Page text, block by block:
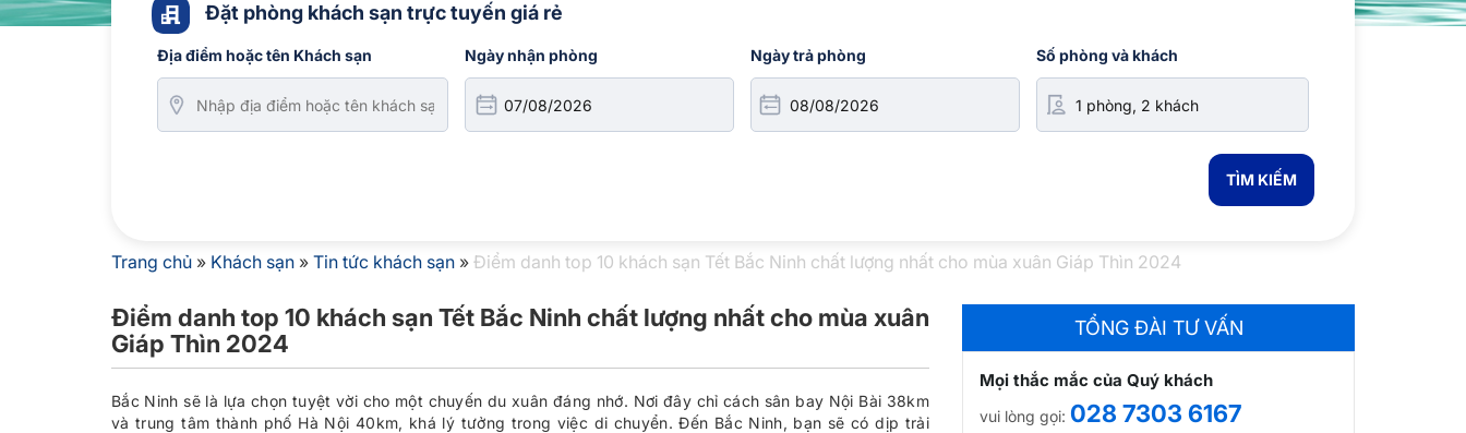
Đặt phòng khách sạn trực tuyến giá rẻ
Địa điểm hoặc tên Khách sạn Ngày nhận phòng Ngày trả phòng Số phòng và khách
TÌM KIẾM
Trang chủ » Khách sạn » Tin tức khách sạn » Điểm danh top 10 khách sạn Tết Bắc Ninh chất lượng nhất cho mùa xuân Giáp Thìn 2024
Điểm danh top 10 khách sạn Tết Bắc Ninh chất lượng nhất cho mùa xuân
Giáp Thìn 2024
Bắc Ninh sẽ là lựa chọn tuyệt vời cho một chuyến du xuân đáng nhớ. Nơi đây chỉ cách sân bay Nội Bài 38km
và trung tâm thành phố Hà Nội 40km, khá lý tưởng trong việc di chuyển. Đến Bắc Ninh, bạn sẽ có dịp trải
TỔNG ĐÀI TƯ VẤN
Mọi thắc mắc của Quý khách
vui lòng gọi: 028 7303 6167